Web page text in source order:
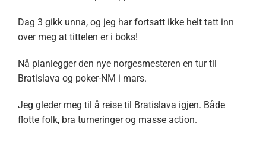
Dag 3 gikk unna, og jeg har fortsatt ikke helt tatt inn
over meg at tittelen er i boks!
Nå planlegger den nye norgesmesteren en tur til
Bratislava og poker-NM i mars.
Jeg gleder meg til å reise til Bratislava igjen. Både
flotte folk, bra turneringer og masse action.